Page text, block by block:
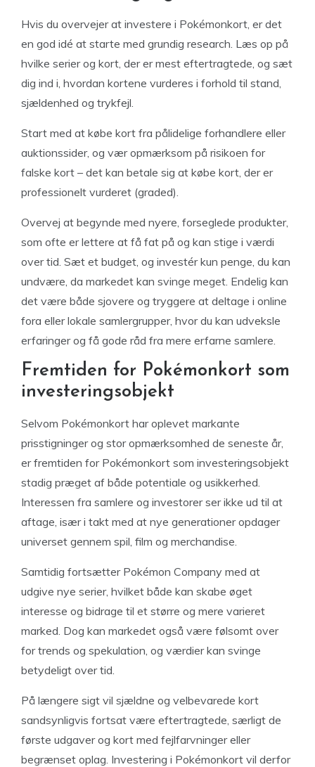
Hvis du overvejer at investere i Pokémonkort, er det
en god idé at starte med grundig research. Læs op på
hvilke serier og kort, der er mest eftertragtede, og sæt
dig ind i, hvordan kortene vurderes i forhold til stand,
sjældenhed og trykfejl.
Start med at købe kort fra pålidelige forhandlere eller
auktionssider, og vær opmærksom på risikoen for
falske kort – det kan betale sig at købe kort, der er
professionelt vurderet (graded).
Overvej at begynde med nyere, forseglede produkter,
som ofte er lettere at få fat på og kan stige i værdi
over tid. Sæt et budget, og investér kun penge, du kan
undvære, da markedet kan svinge meget. Endelig kan
det være både sjovere og tryggere at deltage i online
fora eller lokale samlergrupper, hvor du kan udveksle
erfaringer og få gode råd fra mere erfarne samlere.
Fremtiden for Pokémonkort som
investeringsobjekt
Selvom Pokémonkort har oplevet markante
prisstigninger og stor opmærksomhed de seneste år,
er fremtiden for Pokémonkort som investeringsobjekt
stadig præget af både potentiale og usikkerhed.
Interessen fra samlere og investorer ser ikke ud til at
aftage, især i takt med at nye generationer opdager
universet gennem spil, film og merchandise.
Samtidig fortsætter Pokémon Company med at
udgive nye serier, hvilket både kan skabe øget
interesse og bidrage til et større og mere varieret
marked. Dog kan markedet også være følsomt over
for trends og spekulation, og værdier kan svinge
betydeligt over tid.
På længere sigt vil sjældne og velbevarede kort
sandsynligvis fortsat være eftertragtede, særligt de
første udgaver og kort med fejlfarvninger eller
begrænset oplag. Investering i Pokémonkort vil derfor